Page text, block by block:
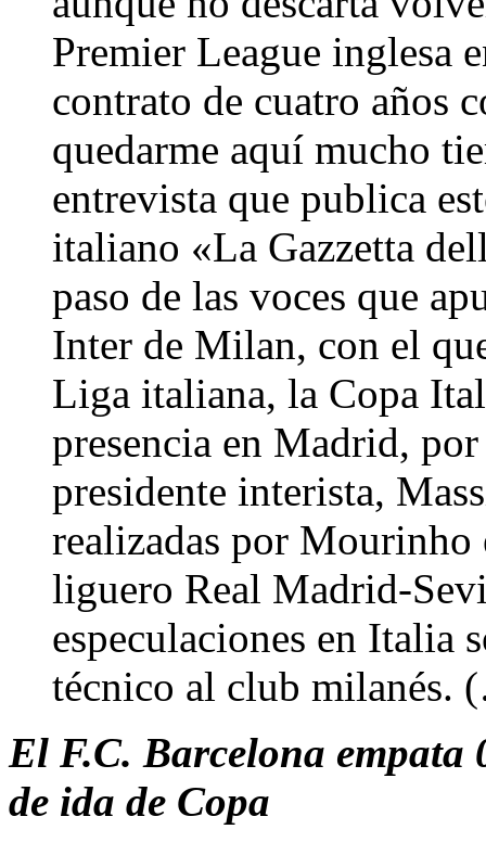
Premier League inglesa
contrato de cuatro años
quedarme aquí mucho
entrevista que publica
italiano «La Gazzetta
paso de las voces que
Inter de Milan, con el
Liga italiana, la Copa
presencia en Madrid,
presidente interista,
realizadas por
liguero Real Madrid-
especulaciones en Italia
técnico al club milanés.
El F.C. Barcelona
de ida de Copa